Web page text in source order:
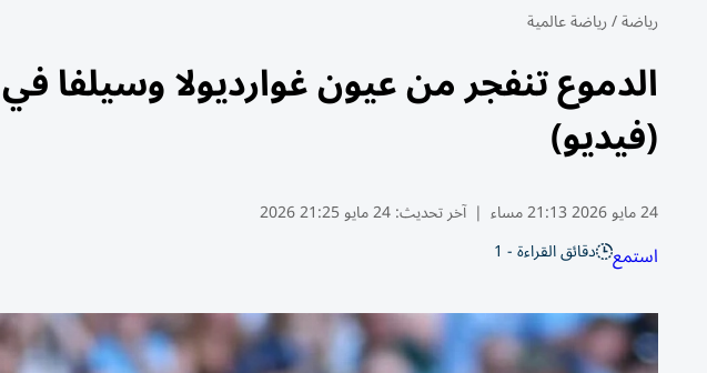
رياضة/رياضة عالمية
الدموع تنفجر من عيون غوارديولا وسيلفا
(فيديو)
24 مايو 2026 21:13 مساء | آخر تحديث:24 مايو 21:25 2026
استمع دقائق القراءة - 1